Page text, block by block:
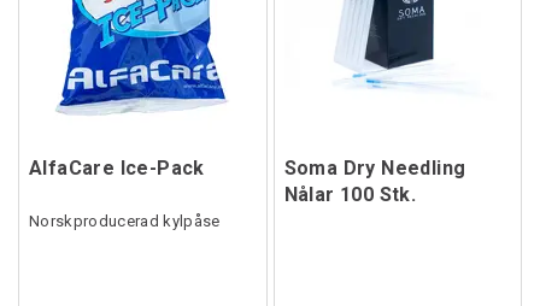
AlfaCare Ice-Pack
Norskproducerad kylpåse
Soma Dry Needling
Nålar 100 Stk.